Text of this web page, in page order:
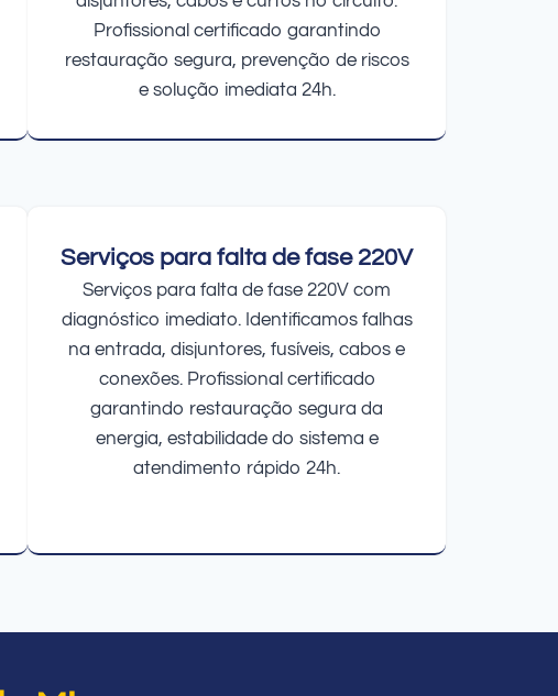
Profissional certificado garantindo
restauração segura, prevenção de riscos
e solução imediata 24h.
Serviços para falta de fase 220V
Serviços para falta de fase 220V com
diagnóstico imediato. Identificamos falhas
na entrada, disjuntores, fusíveis, cabos e
conexões. Profissional certificado
garantindo restauração segura da
energia, estabilidade do sistema e
atendimento rápido 24h.